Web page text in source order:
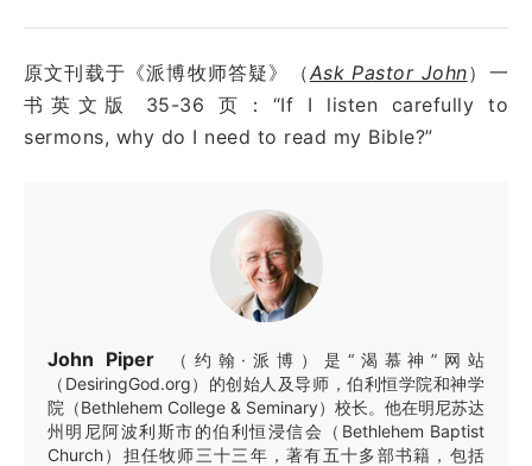
原文刊载于《派博牧师答疑》（Ask Pastor John）一
书英文版 35-36 页：“If I listen carefully to
sermons, why do I need to read my Bible?”
John Piper
（约翰·派博）是“渴慕神”网站
（DesiringGod.org）的创始人及导师，伯利恒学院和神学
院（Bethlehem College & Seminary）校长。他在明尼苏达
州明尼阿波利斯市的伯利恒浸信会（Bethlehem Baptist
Church）担任牧师三十三年，著有五十多部书籍，包括